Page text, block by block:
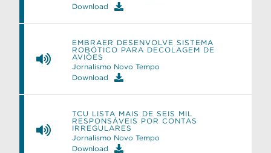
Download
EMBRAER DESENVOLVE SISTEMA
ROBÓTICO PARA DECOLAGEM DE
AVIÕES
Jornalismo Novo Tempo
Download
TCU LISTA MAIS DE SEIS MIL
RESPONSÁVEIS POR CONTAS
IRREGULARES
Jornalismo Novo Tempo
Download